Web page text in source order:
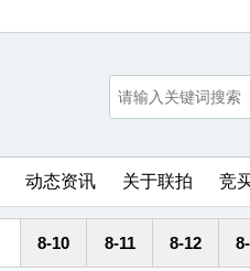
动态资讯 关于联拍 竞
8-10 8-11 8-12